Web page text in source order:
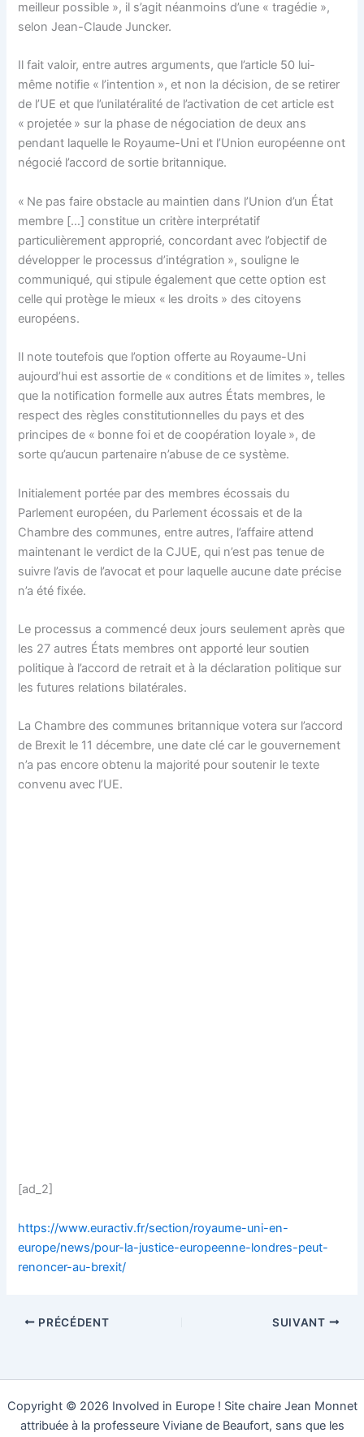
meilleur possible », il s’agit néanmoins d’une « tragédie »,
selon Jean-Claude Juncker.
Il fait valoir, entre autres arguments, que l’article 50 lui-
même notifie « l’intention », et non la décision, de se retirer
de l’UE et que l’unilatéralité de l’activation de cet article est
« projetée » sur la phase de négociation de deux ans
pendant laquelle le Royaume-Uni et l’Union européenne ont
négocié l’accord de sortie britannique.
« Ne pas faire obstacle au maintien dans l’Union d’un État
membre […] constitue un critère interprétatif
particulièrement approprié, concordant avec l’objectif de
développer le processus d’intégration », souligne le
communiqué, qui stipule également que cette option est
celle qui protège le mieux « les droits » des citoyens
européens.
Il note toutefois que l’option offerte au Royaume-Uni
aujourd’hui est assortie de « conditions et de limites », telles
que la notification formelle aux autres États membres, le
respect des règles constitutionnelles du pays et des
principes de « bonne foi et de coopération loyale », de
sorte qu’aucun partenaire n’abuse de ce système.
Initialement portée par des membres écossais du
Parlement européen, du Parlement écossais et de la
Chambre des communes, entre autres, l’affaire attend
maintenant le verdict de la CJUE, qui n’est pas tenue de
suivre l’avis de l’avocat et pour laquelle aucune date précise
n’a été fixée.
Le processus a commencé deux jours seulement après que
les 27 autres États membres ont apporté leur soutien
politique à l’accord de retrait et à la déclaration politique sur
les futures relations bilatérales.
La Chambre des communes britannique votera sur l’accord
de Brexit le 11 décembre, une date clé car le gouvernement
n’a pas encore obtenu la majorité pour soutenir le texte
convenu avec l’UE.
[ad_2]
https://www.euractiv.fr/section/royaume-uni-en-
europe/news/pour-la-justice-europeenne-londres-peut-
renoncer-au-brexit/
PRÉCÉDENT SUIVANT
Copyright © 2026 Involved in Europe ! Site chaire Jean Monnet
attribuée à la professeure Viviane de Beaufort, sans que les